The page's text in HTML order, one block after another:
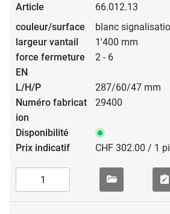
66.012.13
blanc
1'400 mm
2 - 6
287/60/47 mm
29400
CHF 302.00 / 1